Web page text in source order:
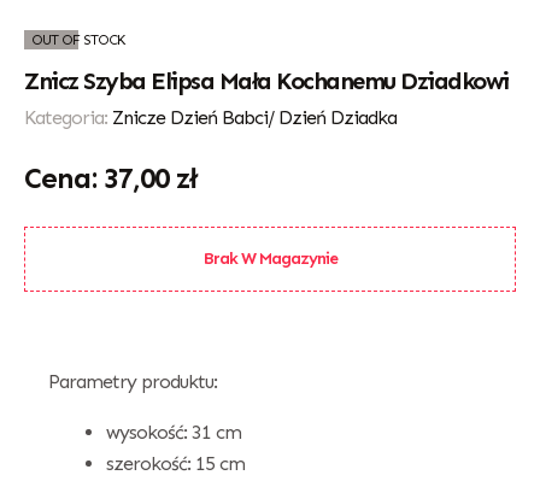
OUT OF STOCK
Znicz Szyba Elipsa Mała Kochanemu Dziadkowi
Kategoria: Znicze Dzień Babci/ Dzień Dziadka
37,00 zł
Brak W Magazynie
Parametry produktu:
wysokość: 31 cm
szerokość: 15 cm